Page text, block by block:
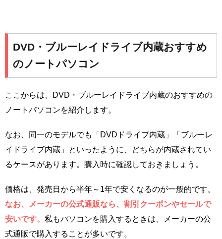
DVD・ブルーレイドライブ内蔵おすすめ
のノートパソコン
ここからは、DVD・ブルーレイドライブ内蔵のおすすめの
ノートパソコンを紹介します。
なお、同一のモデルでも「DVDドライブ内蔵」「ブルーレ
イドライブ内蔵」といったように、どちらが内蔵されてい
るケースがあります。購入時に確認しておきましょう。
価格は、発売日から半年～1年で安くなるのが一般的です。
なお、メーカーの公式通販なら、割引クーポンやセールで
安いです。 私もパソコンを購入するときは、メーカーの公
式通販で購入することが多いです。